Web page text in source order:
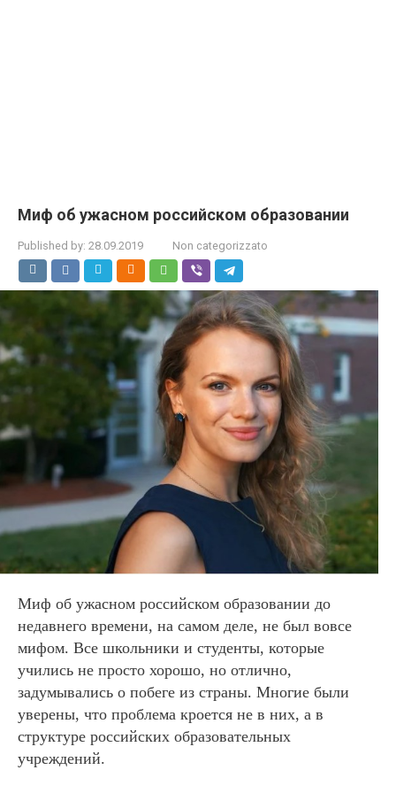
Миф об ужасном российском образовании
Published by: 28.09.2019 Non categorizzato
Миф об ужасном российском образовании до
недавнего времени, на самом деле, не был вовсе
мифом. Все школьники и студенты, которые
учились не просто хорошо, но отлично,
задумывались о побеге из страны. Многие были
уверены, что проблема кроется не в них, а в
структуре российских образовательных
учреждений.